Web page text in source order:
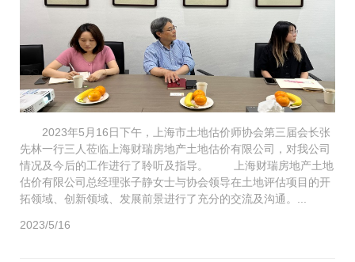
2023年5月16日下午，上海市土地估价师协会第三届会长张
先林一行三人莅临上海财瑞房地产土地估价有限公司，对我公司
情况及今后的工作进行了聆听及指导。 上海财瑞房地产土地
估价有限公司总经理张子静女士与协会领导在土地评估项目的开
拓领域、创新领域、发展前景进行了充分的交流及沟通。...
2023/5/16